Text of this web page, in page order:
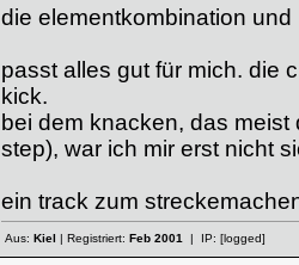
die elementkombination
passt alles gut für mich. die
kick.
bei dem knacken, das
step), war ich mir erst nicht
ein track zum
Aus: Kiel | Registriert: Feb 2001| IP: [logged]